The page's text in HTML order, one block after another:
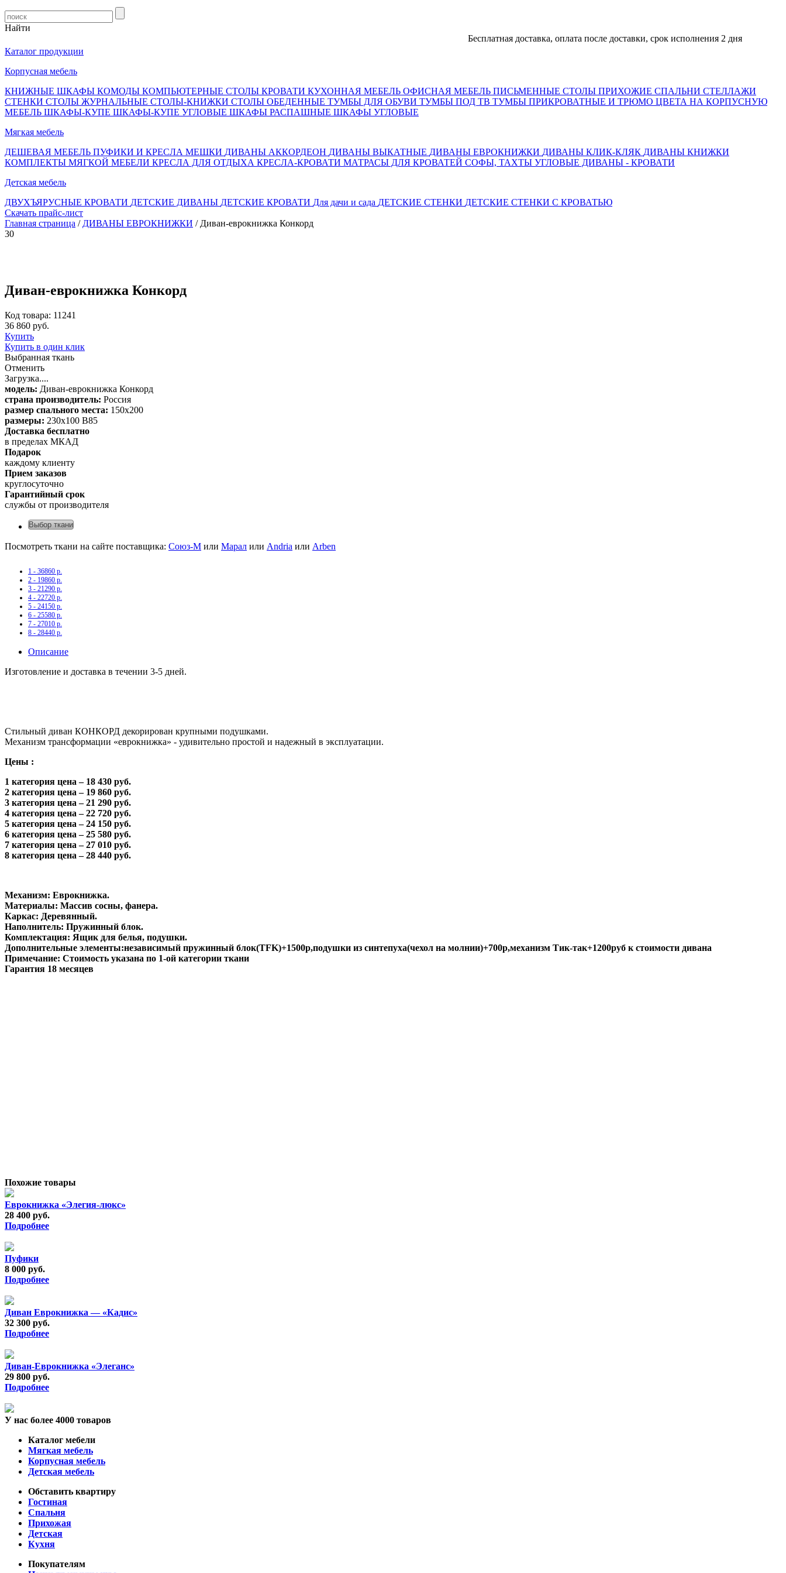
Найти
Бесплатная доставка, оплата после доставки, срок исполнения 2 дня
Каталог продукции
Корпусная мебель
КНИЖНЫЕ ШКАФЫ КОМОДЫ КОМПЬЮТЕРНЫЕ СТОЛЫ КРОВАТИ КУХОННАЯ МЕБЕЛЬ ОФИСНАЯ МЕБЕЛЬ ПИСЬМЕННЫЕ СТОЛЫ ПРИХОЖИЕ СПАЛЬНИ СТЕЛЛАЖИ
СТЕНКИ СТОЛЫ ЖУРНАЛЬНЫЕ СТОЛЫ-КНИЖКИ СТОЛЫ ОБЕДЕННЫЕ ТУМБЫ ДЛЯ ОБУВИ ТУМБЫ ПОД ТВ ТУМБЫ ПРИКРОВАТНЫЕ И ТРЮМО ЦВЕТА НА КОРПУСНУЮ
МЕБЕЛЬ ШКАФЫ-КУПЕ ШКАФЫ-КУПЕ УГЛОВЫЕ ШКАФЫ РАСПАШНЫЕ ШКАФЫ УГЛОВЫЕ
Мягкая мебель
ДЕШЕВАЯ МЕБЕЛЬ ПУФИКИ И КРЕСЛА МЕШКИ ДИВАНЫ АККОРДЕОН ДИВАНЫ ВЫКАТНЫЕ ДИВАНЫ ЕВРОКНИЖКИ ДИВАНЫ КЛИК-КЛЯК ДИВАНЫ КНИЖКИ
КОМПЛЕКТЫ МЯГКОЙ МЕБЕЛИ КРЕСЛА ДЛЯ ОТДЫХА КРЕСЛА-КРОВАТИ МАТРАСЫ ДЛЯ КРОВАТЕЙ СОФЫ, ТАХТЫ УГЛОВЫЕ ДИВАНЫ - КРОВАТИ
Детская мебель
ДВУХЪЯРУСНЫЕ КРОВАТИ ДЕТСКИЕ ДИВАНЫ ДЕТСКИЕ КРОВАТИ Для дачи и сада ДЕТСКИЕ СТЕНКИ ДЕТСКИЕ СТЕНКИ С КРОВАТЬЮ
Скачать прайс-лист
Главная страница / ДИВАНЫ ЕВРОКНИЖКИ / Диван-еврокнижка Конкорд
30
Диван-еврокнижка Конкорд
Код товара: 11241
36 860 руб.
Купить
Купить в один клик
Выбранная ткань
Отменить
Загрузка....
модель: Диван-еврокнижка Конкорд
страна производитель: Россия
размер спального места: 150х200
размеры: 230х100 В85
Доставка бесплатно
в пределах МКАД
Подарок
каждому клиенту
Прием заказов
круглосуточно
Гарантийный срок
службы от производителя
Выбор ткани
Посмотреть ткани на сайте поставщика: Союз-М или Марал или Andria или Arben
1 - 36860 р.
2 - 19860 р.
3 - 21290 р.
4 - 22720 р.
5 - 24150 р.
6 - 25580 р.
7 - 27010 р.
8 - 28440 р.
Описание
Изготовление и доставка в течении 3-5 дней.
Стильный диван КОНКОРД декорирован крупными подушками.
Механизм трансформации «еврокнижка» - удивительно простой и надежный в эксплуатации.
Цены :
1 категория цена – 18 430 руб.
2 категория цена – 19 860 руб.
3 категория цена – 21 290 руб.
4 категория цена – 22 720 руб.
5 категория цена – 24 150 руб.
6 категория цена – 25 580 руб.
7 категория цена – 27 010 руб.
8 категория цена – 28 440 руб.
Механизм: Еврокнижка.
Материалы: Массив сосны, фанера.
Каркас: Деревянный.
Наполнитель: Пружинный блок.
Комплектация: Ящик для белья, подушки.
Дополнительные элементы:независимый пружинный блок(TFK)+1500р,подушки из синтепуха(чехол на молнии)+700р,механизм Тик-так+1200руб к стоимости дивана
Примечание: Стоимость указана по 1-ой категории ткани
Гарантия 18 месяцев
Похожие товары
Еврокнижка «Элегия-люкс»
28 400 руб.
Подробнее
Пуфики
8 000 руб.
Подробнее
Диван Еврокнижка — «Кадис»
32 300 руб.
Подробнее
Диван-Еврокнижка «Элеганс»
29 800 руб.
Подробнее
У нас более 4000 товаров
Каталог мебели
Мягкая мебель
Корпусная мебель
Детская мебель
Обставить квартиру
Гостиная
Спальня
Прихожая
Детская
Кухня
Покупателям